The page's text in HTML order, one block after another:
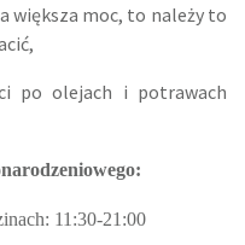
większa moc, to należy to
po olejach i potrawach
11:30-21:00